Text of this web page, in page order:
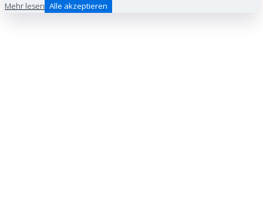
Mehr lesen Alle akzeptieren